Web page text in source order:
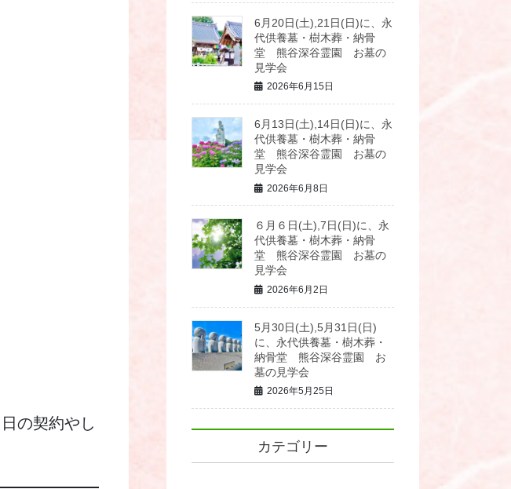
の契約やし
6月20日(土),21日(日)に、永
代供養墓・樹木葬・納骨
堂 熊谷深谷霊園 お墓の
見学会
2026年6月15日
6月13日(土),14日(日)に、永
代供養墓・樹木葬・納骨
堂 熊谷深谷霊園 お墓の
見学会
2026年6月8日
６月６日(土),7日(日)に、永
代供養墓・樹木葬・納骨
堂 熊谷深谷霊園 お墓の
見学会
2026年6月2日
5月30日(土),5月31日(日)
に、永代供養墓・樹木葬・
納骨堂 熊谷深谷霊園 お
墓の見学会
2026年5月25日
カテゴリー